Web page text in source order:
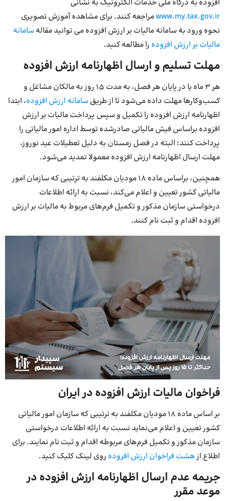
افزوده به درگاه ملی خدمات الکترونیک به نشانی
www.my.tax.gov.irمراجعه کنند. برای مشاهده آموزش تصویری
نحوه ورود به سامانه مالیات بر ارزش افزوده می توانید مقالهسامانه
مالیات بر ارزش افزوده را مطالعه کنید.
مهلت تسلیم و ارسال اظهارنامه ارزش افزوده
هر ۳ ماه یا در پایان هر فصل، به مدت ۱۵ روز به مالکان مشاغل و
کسب‌و‌کارها مهلت داده می‌شود تا از طریقسامانه ارزش افزوده، ابتدا
اظهارنامه ارزش افزوده را تکمیل و سپس پرداخت مالیات بر ارزش
افزوده بر‌اساس فیش مالیاتی صادر‌شده توسط اداره امور مالیاتی را
پرداخت کنند؛ البته در فصل زمستان به دلیل تعطیلات عید نوروز،
مهلت ارسال اظهارنامه ارزش افزوده معمولا تمدید می‌شود.
همچنین، بر‌اساس ماده ۱۸ مودیان مکلفند به ترتیبی که سازمان امور
مالیاتی کشور تعیین و اعلام می‌کند، نسبت به ارائه اطلاعات
درخواستی سازمان مذکور و تکمیل فرم‌های مربوط به مالیات بر ارزش
افزوده اقدام و ثبت نام کنند.
فراخوان مالیات ارزش افزوده در ایران
بر اساس ماده 18 مودیان مکلفند به ترتیبی که سازمان امور مالیاتی
کشور تعیین و اعلام می‌نماید نسبت به ارائه اطلاعات درخواستی
سازمان مذکور و تکمیل فرم‌های مربوطه اقدام و ثبت نام نمایند. برای
اطلاع ازهشت فراخوان ارزش افزوده روی لینک کلیک کنید.
جریمه عدم ارسال اظهارنامه ارزش افزوده در
موعد مقرر